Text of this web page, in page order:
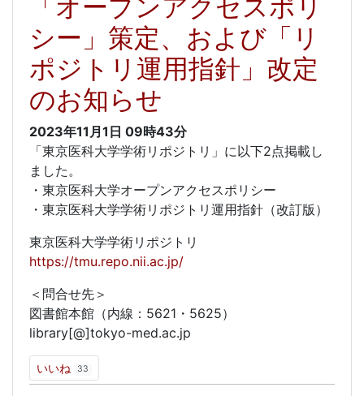
「オープンアクセスポリ
シー」策定、および「リ
ポジトリ運用指針」改定
のお知らせ
2023年11月1日 09時43分
「東京医科大学学術リポジトリ」に以下2点掲載し
ました。
・東京医科大学オープンアクセスポリシー
・東京医科大学学術リポジトリ運用指針（改訂版）
東京医科大学学術リポジトリ
https://tmu.repo.nii.ac.jp/
＜問合せ先＞
図書館本館（内線：5621・5625）
library[@]tokyo-med.ac.jp
いいね 33